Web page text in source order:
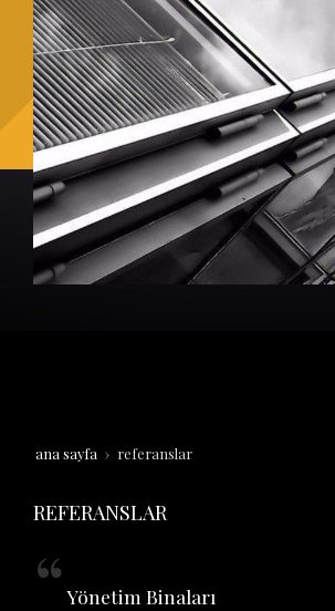
ana sayfa referanslar
REFERANSLAR
Yönetim Binaları